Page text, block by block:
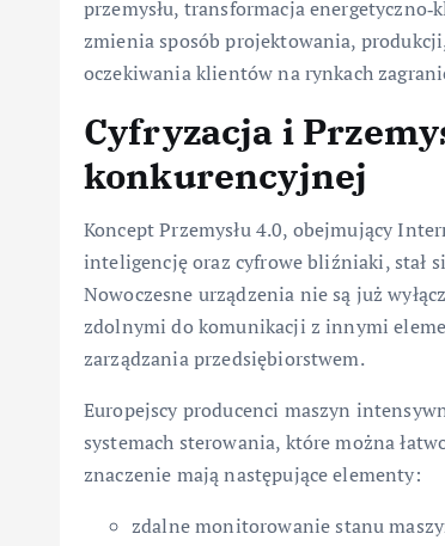
przemysłu, transformacja
zmienia sposób projektowania,
oczekiwania klientów na rynkach
Cyfryzacja i
konkurencyjnej
Koncept Przemysłu 4.0, obejmujący
inteligencję oraz cyfrowe bliźniaki, stał
Nowoczesne urządzenia nie są już
zdolnymi do komunikacji z innymi
zarządzania przedsiębiorstwem.
Europejscy producenci maszyn
systemach sterowania, które można
znaczenie mają następujące elementy:
zdalne monitorowanie stanu